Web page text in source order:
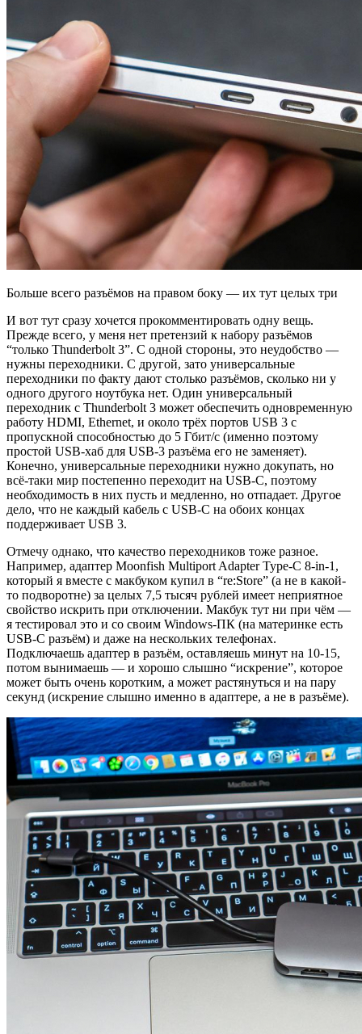
Больше всего разъёмов на правом боку — их тут целых три
И вот тут сразу хочется прокомментировать одну вещь.
Прежде всего, у меня нет претензий к набору разъёмов
“только Thunderbolt 3”. С одной стороны, это неудобство —
нужны переходники. С другой, зато универсальные
переходники по факту дают столько разъёмов, сколько ни у
одного другого ноутбука нет. Один универсальный
переходник с Thunderbolt 3 может обеспечить одновременную
работу HDMI, Ethernet, и около трёх портов USB 3 с
пропускной способностью до 5 Гбит/с (именно поэтому
простой USB-хаб для USB-3 разъёма его не заменяет).
Конечно, универсальные переходники нужно докупать, но
всё-таки мир постепенно переходит на USB-C, поэтому
необходимость в них пусть и медленно, но отпадает. Другое
дело, что не каждый кабель с USB-C на обоих концах
поддерживает USB 3.
Отмечу однако, что качество переходников тоже разное.
Например, адаптер Moonfish Multiport Adapter Type-C 8-in-1,
который я вместе с макбуком купил в “re:Store” (а не в какой-
то подворотне) за целых 7,5 тысяч рублей имеет неприятное
свойство искрить при отключении. Макбук тут ни при чём —
я тестировал это и со своим Windows-ПК (на материнке есть
USB-C разъём) и даже на нескольких телефонах.
Подключаешь адаптер в разъём, оставляешь минут на 10-15,
потом вынимаешь — и хорошо слышно “искрение”, которое
может быть очень коротким, а может растянуться и на пару
секунд (искрение слышно именно в адаптере, а не в разъёме).